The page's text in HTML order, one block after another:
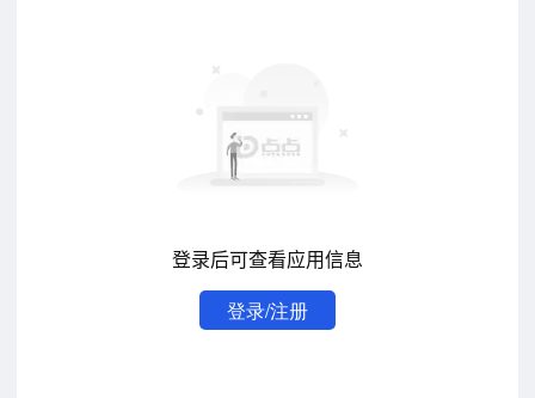
登录后可查看应用信息
登录/注册